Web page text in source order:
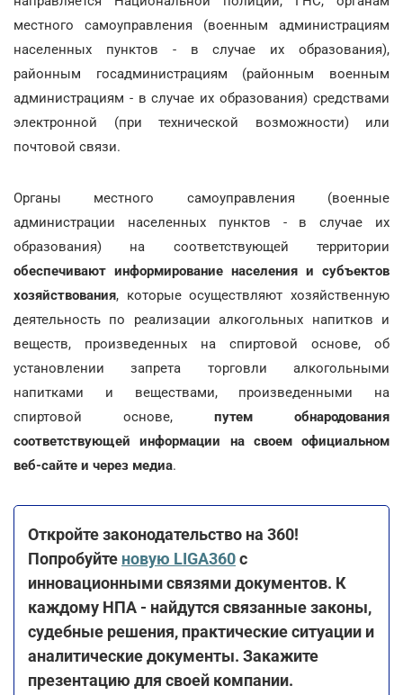
местного самоуправления (военным администрациям
населенных пунктов - в случае их образования),
районным госадминистрациям (районным военным
администрациям - в случае их образования) средствами
электронной (при технической возможности) или
почтовой связи.
Органы местного самоуправления (военные
администрации населенных пунктов - в случае их
образования) на соответствующей территории
обеспечивают информирование населения и субъектов
хозяйствования, которые осуществляют хозяйственную
деятельность по реализации алкогольных напитков и
веществ, произведенных на спиртовой основе, об
установлении запрета торговли алкогольными
напитками и веществами, произведенными на
спиртовой основе, путем обнародования
соответствующей информации на своем официальном
веб-сайте и через медиа.
Откройте законодательство на 360!
Попробуйте новую LIGA360с
инновационными связями документов. К
каждому НПА - найдутся связанные законы,
судебные решения, практические ситуации и
аналитические документы. Закажите
презентацию для своей компании.